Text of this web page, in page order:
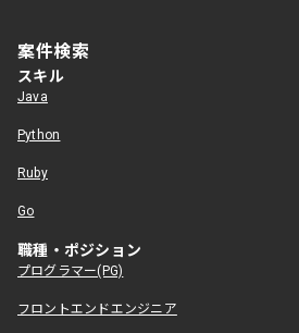
案件検索
スキル
Java
Python
Ruby
Go
職種・ポジション
プログラマー(PG)
フロントエンドエンジニア